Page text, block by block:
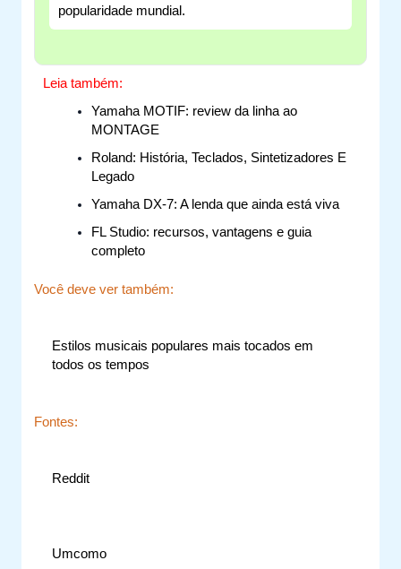
popularidade mundial.
Leia também:
Yamaha MOTIF: review da linha ao
MONTAGE
Roland: História, Teclados, Sintetizadores E
Legado
Yamaha DX-7: A lenda que ainda está viva
FL Studio: recursos, vantagens e guia
completo
Você deve ver também:
Estilos musicais populares mais tocados em
todos os tempos
Fontes:
Reddit
Umcomo